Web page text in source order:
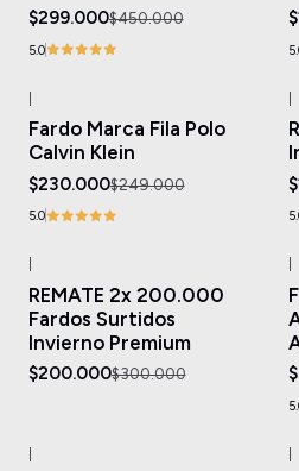
$299.000$450.000
5.0
Agotado
Fardo Marca Fila Polo
Calvin Klein
$230.000$249.000
5.0
REMATE 2x 200.000
Fardos Surtidos
Invierno Premium
$200.000$300.000